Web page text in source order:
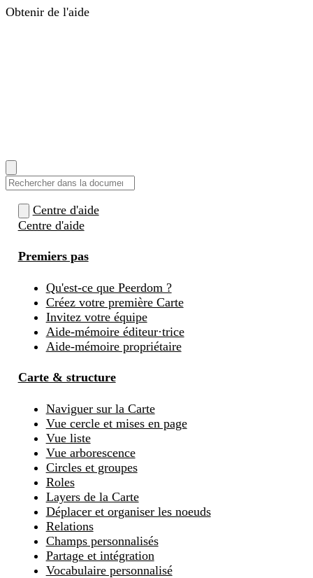
Obtenir de l'aide
Centre d'aide
Centre d'aide
Premiers pas
Qu'est-ce que Peerdom ?
Créez votre première Carte
Invitez votre équipe
Aide-mémoire éditeur·trice
Aide-mémoire propriétaire
Carte & structure
Naviguer sur la Carte
Vue cercle et mises en page
Vue liste
Vue arborescence
Circles et groupes
Roles
Layers de la Carte
Déplacer et organiser les noeuds
Relations
Champs personnalisés
Partage et intégration
Vocabulaire personnalisé